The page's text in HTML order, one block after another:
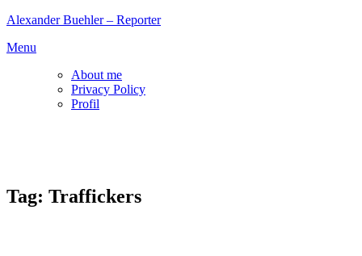
Skip
content
Alexander Buehler – Reporter
Menu
About me
Privacy Policy
Profil
Tag: Traffickers